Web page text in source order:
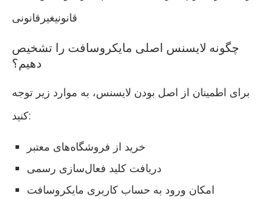
قانونیغیرقانونی
چگونه لایسنس اصلی مایکروسافت را تشخیص
دهیم؟
برای اطمینان از اصل بودن لایسنس، به موارد زیر توجه
کنید:
خرید از فروشگاه‌های معتبر
دریافت کلید فعال‌سازی رسمی
امکان ورود به حساب کاربری مایکروسافت